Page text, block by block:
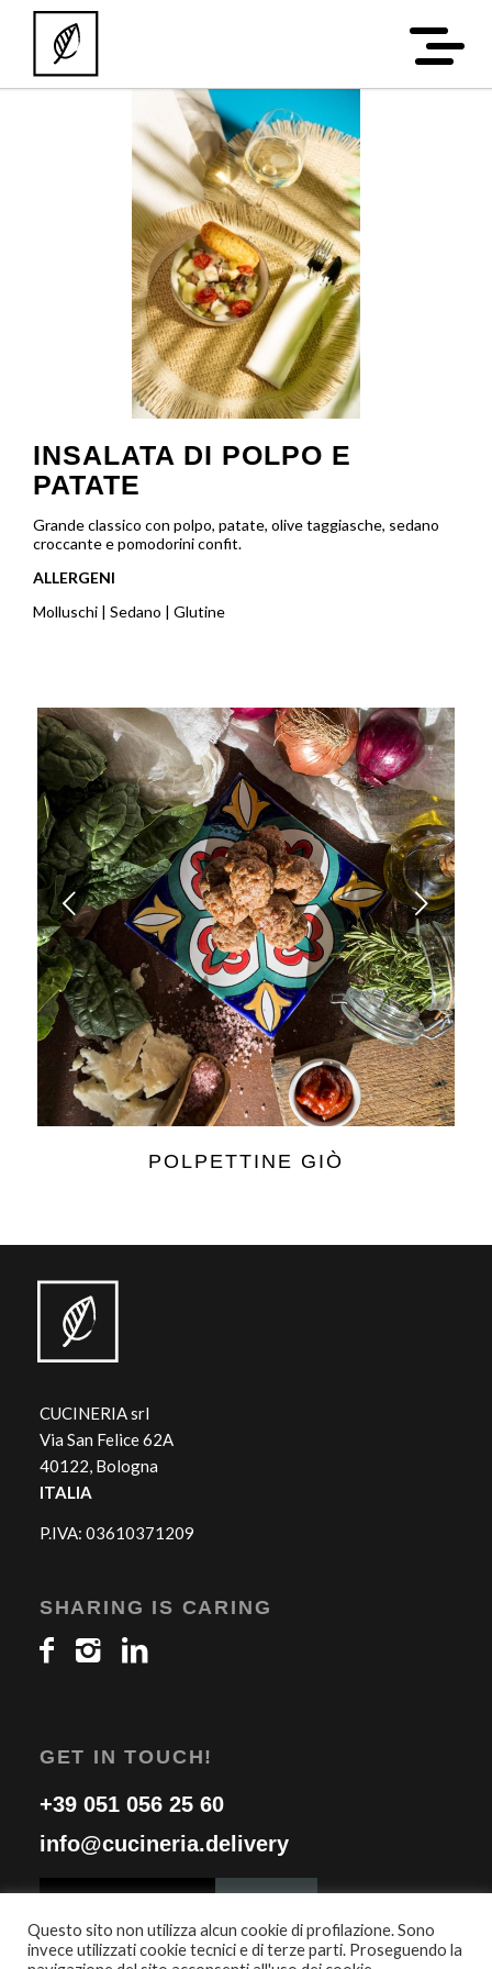
INSALATA DI POLPO E
PATATE
Grande classico con polpo, patate, olive taggiasche, sedano
croccante e pomodorini confit.
ALLERGENI
Molluschi | Sedano | Glutine
POLPETTINE GIÒ
Posteriore
CUCINERIA srl
Via San Felice 62A
40122, Bologna
ITALIA
P.IVA: 03610371209
SHARING IS CARING
GET IN TOUCH!
+39 051 056 25 60
info@cucineria.delivery
Questo sito non utilizza alcun cookie di profilazione. Sono
invece utilizzati cookie tecnici e di terze parti. Proseguendo la